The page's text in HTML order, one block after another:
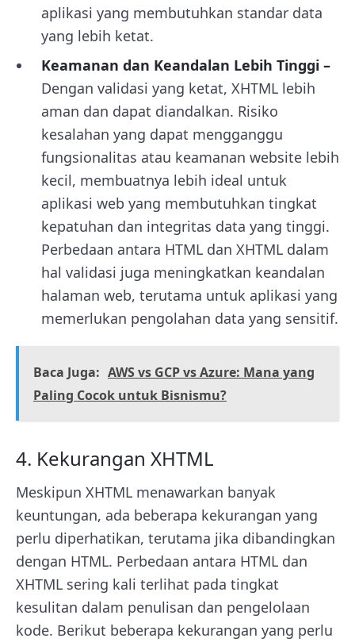
aplikasi yang membutuhkan standar data
yang lebih ketat.
Keamanan dan Keandalan Lebih Tinggi –
Dengan validasi yang ketat, XHTML lebih
aman dan dapat diandalkan. Risiko
kesalahan yang dapat mengganggu
fungsionalitas atau keamanan website lebih
kecil, membuatnya lebih ideal untuk
aplikasi web yang membutuhkan tingkat
kepatuhan dan integritas data yang tinggi.
Perbedaan antara HTML dan XHTML dalam
hal validasi juga meningkatkan keandalan
halaman web, terutama untuk aplikasi yang
memerlukan pengolahan data yang sensitif.
Baca Juga: AWS vs GCP vs Azure: Mana yang
Paling Cocok untuk Bisnismu?
4. Kekurangan XHTML
Meskipun XHTML menawarkan banyak
keuntungan, ada beberapa kekurangan yang
perlu diperhatikan, terutama jika dibandingkan
dengan HTML. Perbedaan antara HTML dan
XHTML sering kali terlihat pada tingkat
kesulitan dalam penulisan dan pengelolaan
kode. Berikut beberapa kekurangan yang perlu